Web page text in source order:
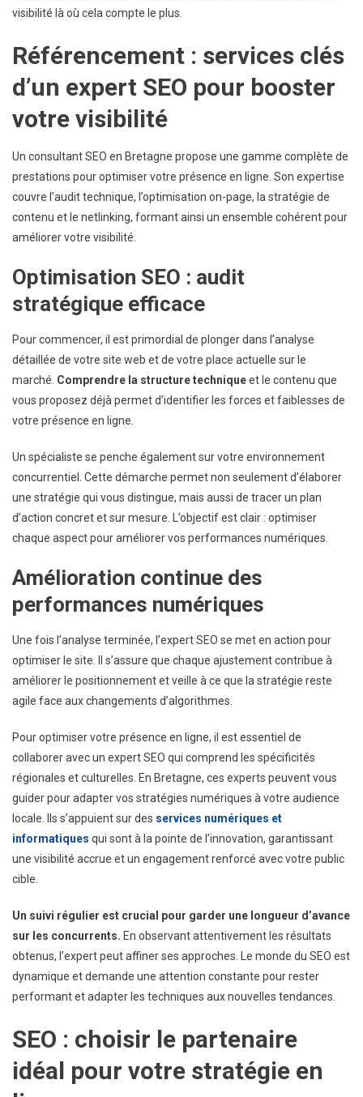
visibilité là où cela compte le plus.
Référencement : services clés
d’un expert SEO pour booster
votre visibilité
Un consultant SEO en Bretagne propose une gamme complète de
prestations pour optimiser votre présence en ligne. Son expertise
couvre l’audit technique, l’optimisation on-page, la stratégie de
contenu et le netlinking, formant ainsi un ensemble cohérent pour
améliorer votre visibilité.
Optimisation SEO : audit
stratégique efficace
Pour commencer, il est primordial de plonger dans l’analyse
détaillée de votre site web et de votre place actuelle sur le
marché. Comprendre la structure techniqueet le contenu que
vous proposez déjà permet d’identifier les forces et faiblesses de
votre présence en ligne.
Un spécialiste se penche également sur votre environnement
concurrentiel. Cette démarche permet non seulement d’élaborer
une stratégie qui vous distingue, mais aussi de tracer un plan
d’action concret et sur mesure. L’objectif est clair : optimiser
chaque aspect pour améliorer vos performances numériques.
Amélioration continue des
performances numériques
Une fois l’analyse terminée, l’expert SEO se met en action pour
optimiser le site. Il s’assure que chaque ajustement contribue à
améliorer le positionnement et veille à ce que la stratégie reste
agile face aux changements d’algorithmes.
Pour optimiser votre présence en ligne, il est essentiel de
collaborer avec un expert SEO qui comprend les spécificités
régionales et culturelles. En Bretagne, ces experts peuvent vous
guider pour adapter vos stratégies numériques à votre audience
locale. Ils s’appuient sur des services numériques et
informatiques qui sont à la pointe de l’innovation, garantissant
une visibilité accrue et un engagement renforcé avec votre public
cible.
Un suivi régulier est crucial pour garder une longueur d’avance
sur les concurrents. En observant attentivement les résultats
obtenus, l’expert peut affiner ses approches. Le monde du SEO est
dynamique et demande une attention constante pour rester
performant et adapter les techniques aux nouvelles tendances.
SEO : choisir le partenaire
idéal pour votre stratégie en